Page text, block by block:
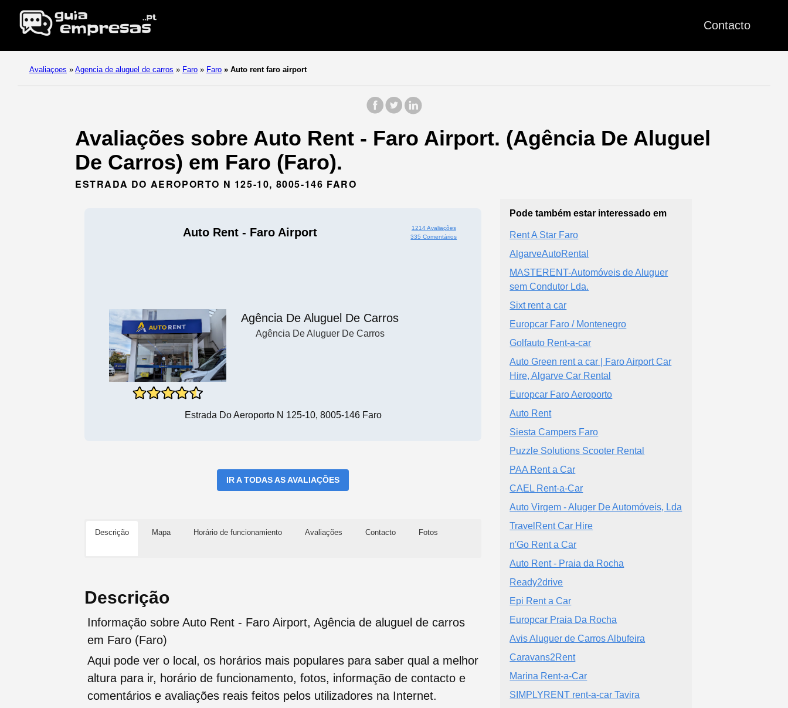
Contacto
Avaliaçoes » Agencia de aluguel de carros » Faro » Faro » Auto rent faro airport
Avaliações sobre Auto Rent - Faro Airport. (Agência De Aluguel
De Carros) em Faro (Faro).
ESTRADA DO AEROPORTO N 125-10, 8005-146 FARO
Auto Rent - Faro Airport
1214 Avaliações
335 Comentários
Agência De Aluguel De Carros
Agência De Aluguer De Carros
Estrada Do Aeroporto N 125-10, 8005-146 Faro
IR A TODAS AS AVALIAÇÕES
Descrição Mapa Horário de funcionamiento Avaliações Contacto Fotos
Descrição
Informação sobre Auto Rent - Faro Airport, Agência de aluguel de carros
em Faro (Faro)
Aqui pode ver o local, os horários mais populares para saber qual a melhor
altura para ir, horário de funcionamento, fotos, informação de contacto e
comentários e avaliações reais feitos pelos utilizadores na Internet.
Pode também estar interessado em
Rent A Star Faro
AlgarveAutoRental
MASTERENT-Automóveis de Aluguer
sem Condutor Lda.
Sixt rent a car
Europcar Faro / Montenegro
Golfauto Rent-a-car
Auto Green rent a car | Faro Airport Car
Hire, Algarve Car Rental
Europcar Faro Aeroporto
Auto Rent
Siesta Campers Faro
Puzzle Solutions Scooter Rental
PAA Rent a Car
CAEL Rent-a-Car
Auto Virgem - Aluger De Automóveis, Lda
TravelRent Car Hire
n'Go Rent a Car
Auto Rent - Praia da Rocha
Ready2drive
Epi Rent a Car
Europcar Praia Da Rocha
Avis Aluguer de Carros Albufeira
Caravans2Rent
Marina Rent-a-Car
SIMPLYRENT rent-a-car Tavira